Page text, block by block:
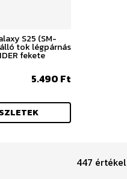
S25 (SM-
tok légpárnás
fekete
5.490 Ft
447